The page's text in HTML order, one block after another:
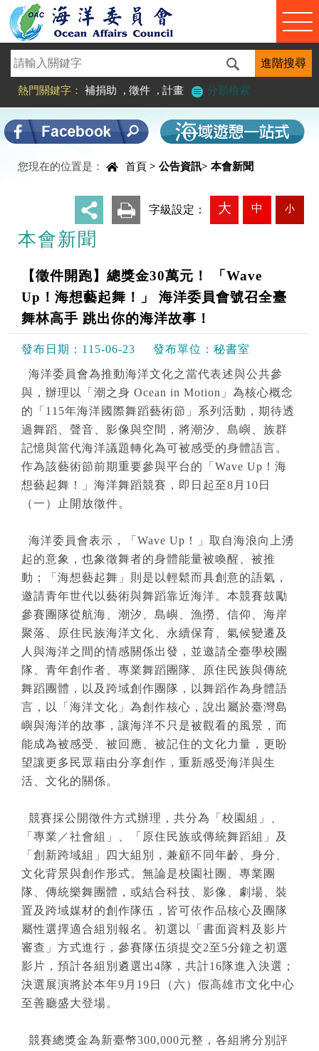
進入內容區塊
熱門關鍵字： 補捐助 , 徵件 , 計畫 分類檢索
您現在的位置是： 首頁 > 公告資訊> 本會新聞
字級設定： 大 中 小
本會新聞
【徵件開跑】總獎金30萬元！ 「Wave
Up！海想藝起舞！」 海洋委員會號召全臺
舞林高手 跳出你的海洋故事！
發布日期： 115-06-23 發布單位： 秘書室
海洋委員會為推動海洋文化之當代表述與公共參
與，辦理以「潮之身 Ocean in Motion」為核心概念
的「115年海洋國際舞蹈藝術節」系列活動，期待透
過舞蹈、聲音、影像與空間，將潮汐、島嶼、族群
記憶與當代海洋議題轉化為可被感受的身體語言。
作為該藝術節前期重要參與平台的「Wave Up！海
想藝起舞！」海洋舞蹈競賽，即日起至8月10日
（一）止開放徵件。
海洋委員會表示，「Wave Up！」取自海浪向上湧
起的意象，也象徵舞者的身體能量被喚醒、被推
動；「海想藝起舞」則是以輕鬆而具創意的語氣，
邀請青年世代以藝術與舞蹈靠近海洋。本競賽鼓勵
參賽團隊從航海、潮汐、島嶼、漁撈、信仰、海岸
聚落、原住民族海洋文化、永續保育、氣候變遷及
人與海洋之間的情感關係出發，並邀請全臺學校團
隊、青年創作者、專業舞蹈團隊、原住民族與傳統
舞蹈團體，以及跨域創作團隊，以舞蹈作為身體語
言，以「海洋文化」為創作核心，說出屬於臺灣島
嶼與海洋的故事，讓海洋不只是被觀看的風景，而
能成為被感受、被回應、被記住的文化力量，更盼
望讓更多民眾藉由分享創作，重新感受海洋與生
活、文化的關係。
競賽採公開徵件方式辦理，共分為「校園組」、
「專業／社會組」、「原住民族或傳統舞蹈組」及
「創新跨域組」四大組別，兼顧不同年齡、身分、
文化背景與創作形式。無論是校園社團、專業團
隊、傳統樂舞團體，或結合科技、影像、劇場、裝
置及跨域媒材的創作隊伍，皆可依作品核心及團隊
屬性選擇適合組別報名。初選以「書面資料及影片
審查」方式進行，參賽隊伍須提交2至5分鐘之初選
影片，預計各組別遴選出4隊，共計16隊進入決選；
決選展演將於本年9月19日（六）假高雄市文化中心
至善廳盛大登場。
競賽總獎金為新臺幣300,000元整，各組將分別評